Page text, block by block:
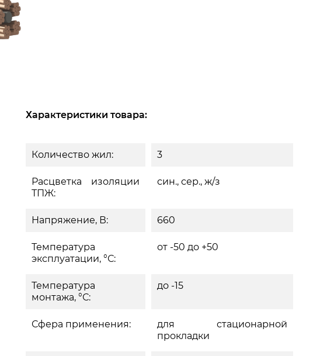
Характеристики товара:
Количество жил: 3
Расцветка изоляции
ТПЖ:
син., сер., ж/з
Напряжение, В: 660
Температура
эксплуатации, °С:
от -50 до +50
Температура
монтажа, °С:
до -15
Сфера применения:
для стационарной
прокладки